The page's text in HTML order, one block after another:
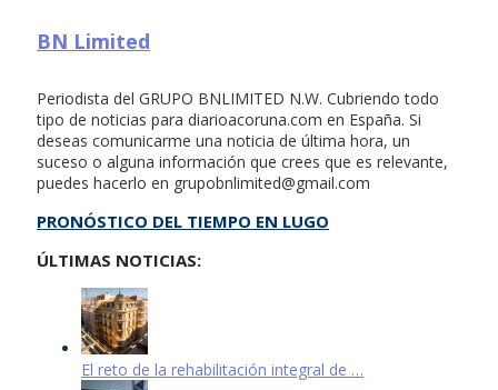
BN Limited
Periodista del GRUPO BNLIMITED N.W. Cubriendo todo
tipo de noticias para diarioacoruna.com en España. Si
deseas comunicarme una noticia de última hora, un
suceso o alguna información que crees que es relevante,
puedes hacerlo en grupobnlimited@gmail.com
PRONÓSTICO DEL TIEMPO EN LUGO
ÚLTIMAS NOTICIAS:
El reto de la rehabilitación integral de …